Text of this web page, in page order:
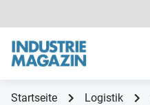
Startseite Logistik